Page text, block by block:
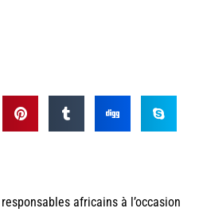
africains à l’occasion